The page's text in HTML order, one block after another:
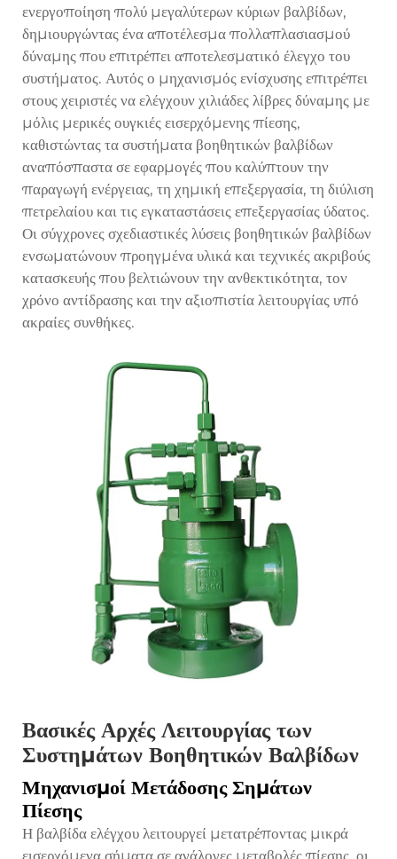
ενεργοποίηση πολύ μεγαλύτερων κύριων βαλβίδων,
δημιουργώντας ένα αποτέλεσμα πολλαπλασιασμού
δύναμης που επιτρέπει αποτελεσματικό έλεγχο του
συστήματος. Αυτός ο μηχανισμός ενίσχυσης επιτρέπει
στους χειριστές να ελέγχουν χιλιάδες λίβρες δύναμης με
μόλις μερικές ουγκιές εισερχόμενης πίεσης,
καθιστώντας τα συστήματα βοηθητικών βαλβίδων
αναπόσπαστα σε εφαρμογές που καλύπτουν την
παραγωγή ενέργειας, τη χημική επεξεργασία, τη διύλιση
πετρελαίου και τις εγκαταστάσεις επεξεργασίας ύδατος.
Οι σύγχρονες σχεδιαστικές λύσεις βοηθητικών βαλβίδων
ενσωματώνουν προηγμένα υλικά και τεχνικές ακριβούς
κατασκευής που βελτιώνουν την ανθεκτικότητα, τον
χρόνο αντίδρασης και την αξιοπιστία λειτουργίας υπό
ακραίες συνθήκες.
Βασικές Αρχές Λειτουργίας των
Συστημάτων Βοηθητικών Βαλβίδων
Μηχανισμοί Μετάδοσης Σημάτων
Πίεσης
Η βαλβίδα ελέγχου λειτουργεί μετατρέποντας μικρά